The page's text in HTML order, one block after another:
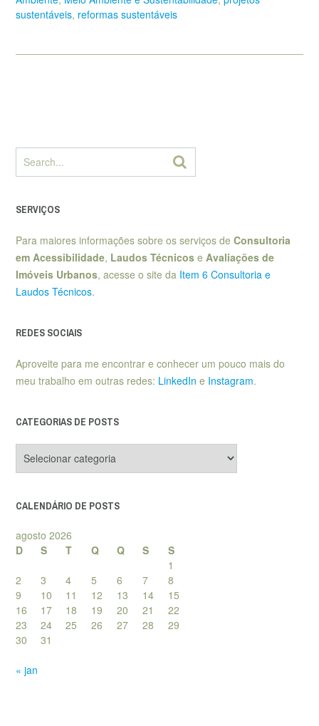
sustentáveis, reformas sustentáveis
SERVIÇOS
Para maiores informações sobre os serviços de Consultoria
em Acessibilidade, Laudos Técnicos e Avaliações de
Imóveis Urbanos, acesse o site da Item 6 Consultoria e
Laudos Técnicos.
REDES SOCIAIS
Aproveite para me encontrar e conhecer um pouco mais do
meu trabalho em outras redes: LinkedIn e Instagram.
CATEGORIAS DE POSTS
de
CALENDÁRIO DE POSTS
agosto 2026
D
S T Q Q S
S
1
2
3 4 5 6 7
8
9
10 11 12 13 14
15
16
17 18 19 20 21
22
23
24 25 26 27 28
29
30
31
« jan